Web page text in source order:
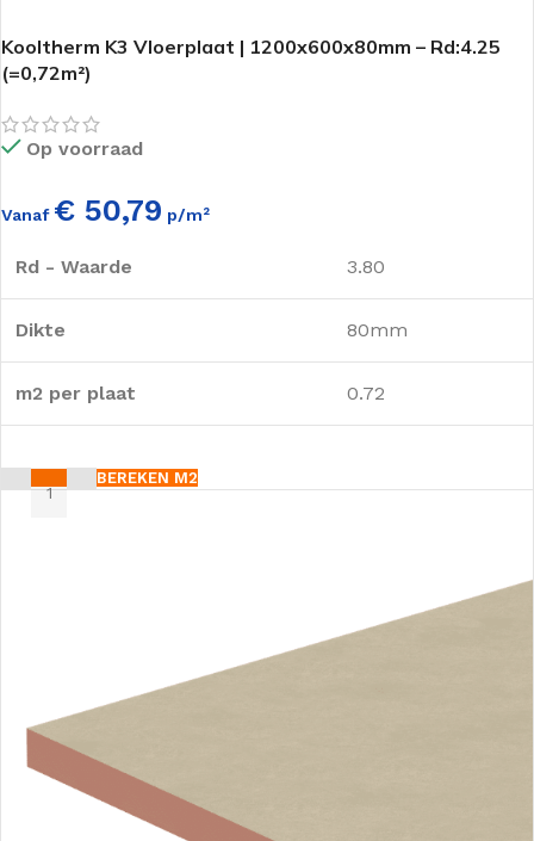
Kooltherm K3 Vloerplaat | 1200x600x80mm – Rd:4.25
(=0,72m²)
Op voorraad
Vanaf € 50,79 p/m²
Rd - Waarde 3.80
Dikte 80mm
m2 per plaat 0.72
BEREKEN M2